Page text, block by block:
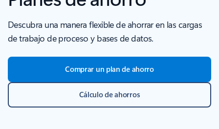
Descubra una manera flexible de ahorrar en las cargas
de trabajo de proceso y bases de datos.
Comprar un plan de ahorro
Cálculo de ahorros